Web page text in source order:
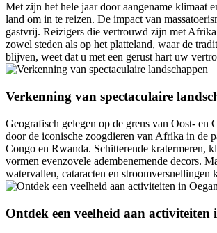
Met zijn het hele jaar door aangename klimaat
land om in te reizen. De impact van
gastvrij. Reizigers die vertrouwd zijn met
zowel steden als op het platteland, waar de
blijven, weet dat u met een gerust hart uw
Verkenning van spectaculaire
Geografisch gelegen op de grens van Oost-
door de iconische zoogdieren van Afrika in de
Congo en Rwanda. Schitterende kratermeren,
vormen evenzovele adembenemende decors.
watervallen, cataracten en stroomversnellingen
Ontdek een veelheid aan activiteiten